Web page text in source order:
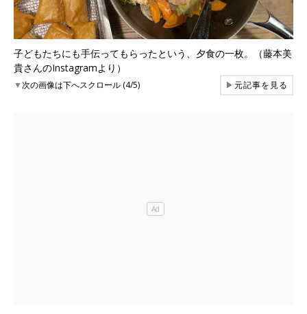
子どもたちにも手伝ってもらったという、夕食の一枚。（藤本美
貴さんのInstagramより）
▼次の画像は下へスクロール (4/5) ▶元記事を見る